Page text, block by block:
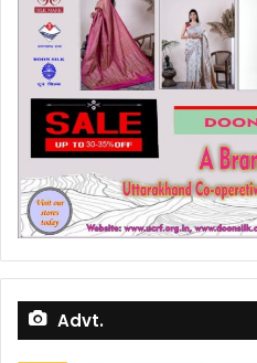
Advt.